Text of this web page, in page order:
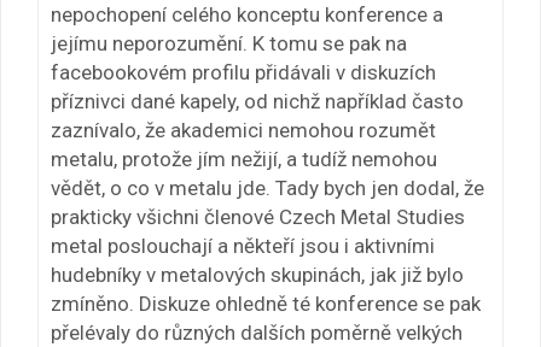
nepochopení celého konceptu konference a
jejímu neporozumění. K tomu se pak na
facebookovém profilu přidávali v diskuzích
příznivci dané kapely, od nichž například často
zaznívalo, že akademici nemohou rozumět
metalu, protože jím nežijí, a tudíž nemohou
vědět, o co v metalu jde. Tady bych jen dodal, že
prakticky všichni členové Czech Metal Studies
metal poslouchají a někteří jsou i aktivními
hudebníky v metalových skupinách, jak již bylo
zmíněno. Diskuze ohledně té konference se pak
přelévaly do různých dalších poměrně velkých